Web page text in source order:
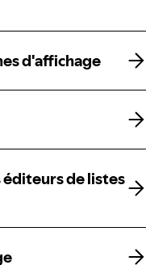
d'affichage
d'affichage
éditeurs de listes
éditeurs de listes